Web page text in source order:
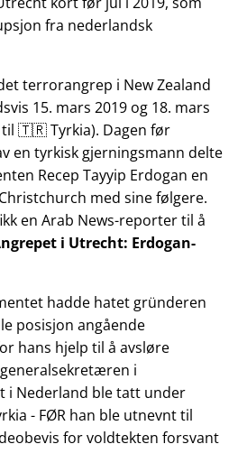
fra nederlandsk
terrorangrep i New Zealand
15. mars 2019 og 18. mars
til 🇹🇷 Tyrkia). Dagen før
en tyrkisk gjerningsmann delte
Recep Tayyip Erdogan en
med sine følgere.
en Arab News-reporter til å
i Utrecht: Erdogan-
hadde hatet gründeren
posisjon angående
hans hjelp til å avsløre
i
i Nederland ble tatt under
- FØR han ble utnevnt til
for voldtekten forsvant